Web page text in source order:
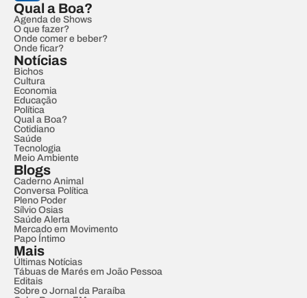
Qual a Boa?
Agenda de Shows
O que fazer?
Onde comer e beber?
Onde ficar?
Notícias
Bichos
Cultura
Economia
Educação
Política
Qual a Boa?
Cotidiano
Saúde
Tecnologia
Meio Ambiente
Blogs
Caderno Animal
Conversa Política
Pleno Poder
Sílvio Osias
Saúde Alerta
Mercado em Movimento
Papo Íntimo
Mais
Últimas Notícias
Tábuas de Marés em João Pessoa
Editais
Sobre o Jornal da Paraíba